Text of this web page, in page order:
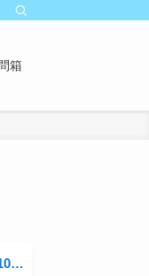
箱
劇場版「名探偵コナン」興収100億円突破！シリーズ3年連続の快挙と青山剛昌の収入事情に迫る